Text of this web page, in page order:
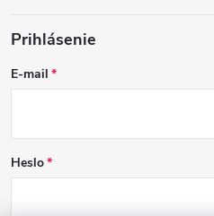
Prihlásenie
E-mail
Heslo